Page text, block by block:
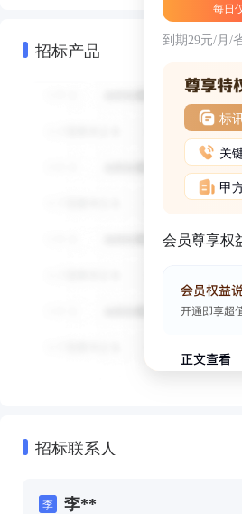
招标产品
每日
到期29元/月/
标
关
甲
会员尊享权
招标联系人
李 李**